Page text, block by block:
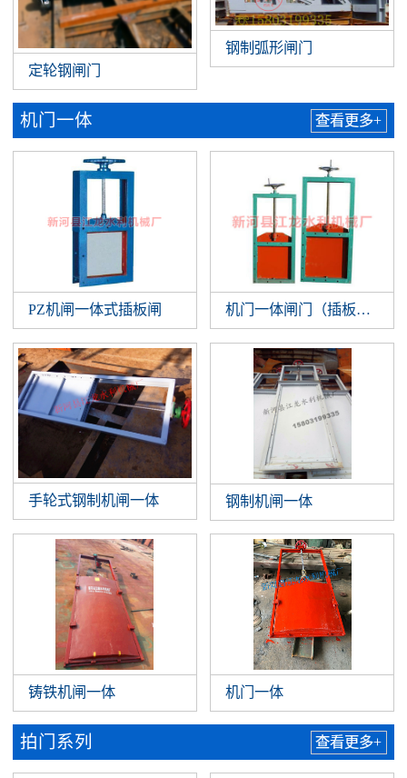
定轮钢闸门
钢制弧形闸门
机门一体 查看更多+
PZ机闸一体式插板闸 机门一体闸门（插板闸门）
手轮式钢制机闸一体 钢制机闸一体
铸铁机闸一体 机门一体
拍门系列 查看更多+